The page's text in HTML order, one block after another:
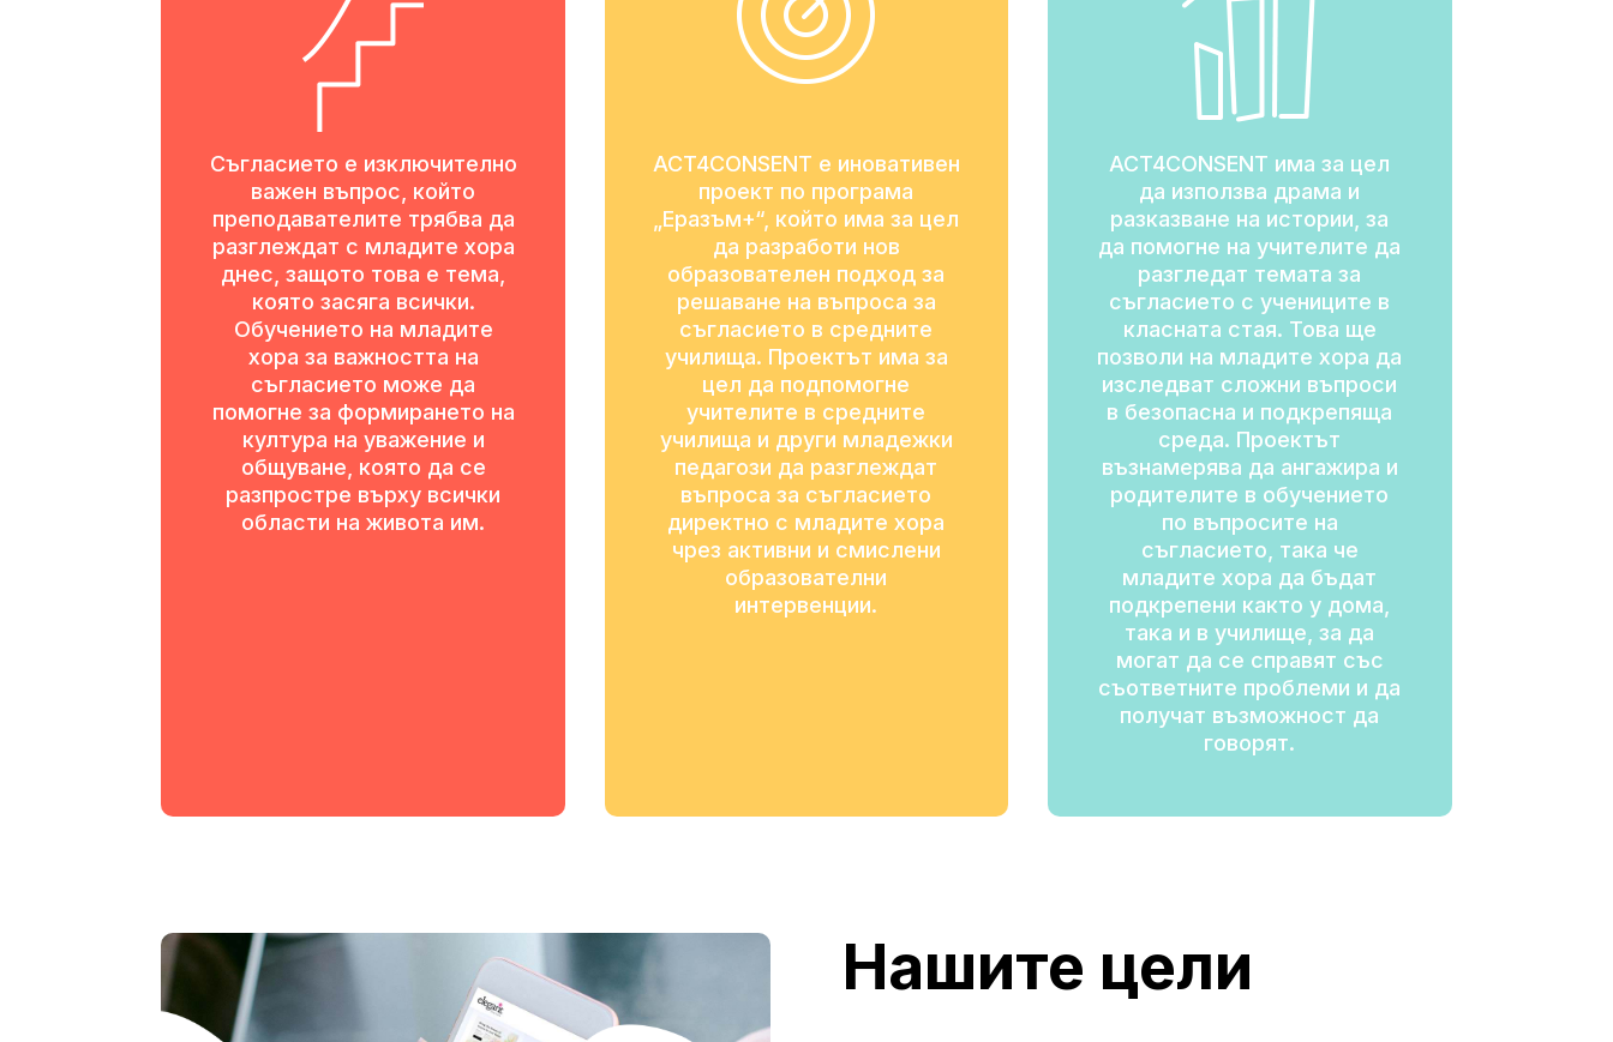
Съгласието е изключително
важен въпрос, който
преподавателите трябва да
разглеждат с младите хора
днес, защото това е тема,
която засяга всички.
Обучението на младите
хора за важността на
съгласието може да
помогне за формирането на
култура на уважение и
общуване, която да се
разпростре върху всички
области на живота им.
ACT4CONSENT е иновативен
проект по програма
„Еразъм+“, който има за цел
да разработи нов
образователен подход за
решаване на въпроса за
съгласието в средните
училища. Проектът има за
цел да подпомогне
учителите в средните
училища и други младежки
педагози да разглеждат
въпроса за съгласието
директно с младите хора
чрез активни и смислени
образователни
интервенции.
ACT4CONSENT има за цел
да използва драма и
разказване на истории, за
да помогне на учителите да
разгледат темата за
съгласието с учениците в
класната стая. Това ще
позволи на младите хора да
изследват сложни въпроси
в безопасна и подкрепяща
среда. Проектът
възнамерява да ангажира и
родителите в обучението
по въпросите на
съгласието, така че
младите хора да бъдат
подкрепени както у дома,
така и в училище, за да
могат да се справят със
съответните проблеми и да
получат възможност да
говорят.
Нашите цели